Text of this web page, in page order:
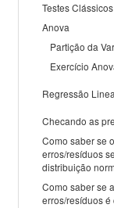
Testes Clássicos
Anova
Partição da
Exercício
Regressão
Checando as
Como saber se
erros/resíduos
distribuição
Como saber se
erros/resíduos é